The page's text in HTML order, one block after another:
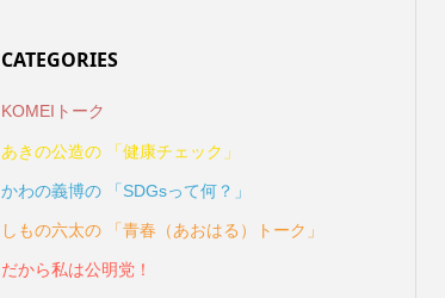
CATEGORIES
KOMEIトーク
あきの公造の 「健康チェック」
かわの義博の 「SDGsって何？」
しもの六太の 「青春（あおはる）トーク」
だから私は公明党！